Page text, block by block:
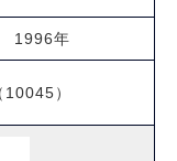
）
1996年